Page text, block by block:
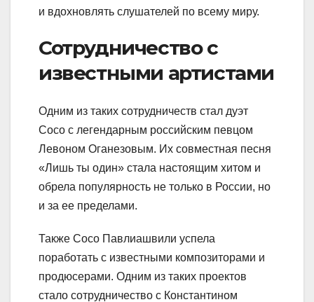
и вдохновлять слушателей по всему миру.
Сотрудничество с
известными артистами
Одним из таких сотрудничеств стал дуэт
Сосо с легендарным российским певцом
Левоном Оганезовым. Их совместная песня
«Лишь ты один» стала настоящим хитом и
обрела популярность не только в России, но
и за ее пределами.
Также Сосо Павлиашвили успела
поработать с известными композиторами и
продюсерами. Одним из таких проектов
стало сотрудничество с Константином